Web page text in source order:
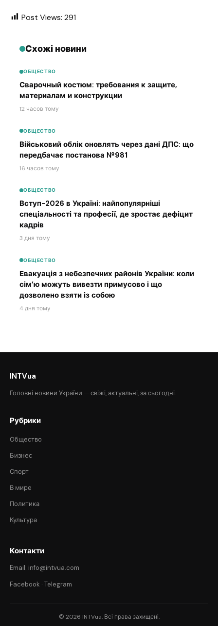
Post Views: 291
Схожі новини
ОБЩЕСТВО
Сварочный костюм: требования к защите,
материалам и конструкции
12 часов тому
ОБЩЕСТВО
Військовий облік оновлять через дані ДПС: що
передбачає постанова №981
16 часов тому
ОБЩЕСТВО
Вступ-2026 в Україні: найпопулярніші
спеціальності та професії, де зростає дефіцит
кадрів
3 дня тому
ОБЩЕСТВО
Евакуація з небезпечних районів України: коли
сім’ю можуть вивезти примусово і що
дозволено взяти із собою
4 дня тому
INTVua
Головні новини України — свіжі, актуальні, за сьогодні.
Рубрики
Общество
Бизнес
Спорт
В мире
Политика
Культура
Контакти
Email: info@intvua.com
Facebook · Telegram
© 2026 INTVua. Всі права захищені.